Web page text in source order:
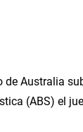
de Australia
(ABS) el